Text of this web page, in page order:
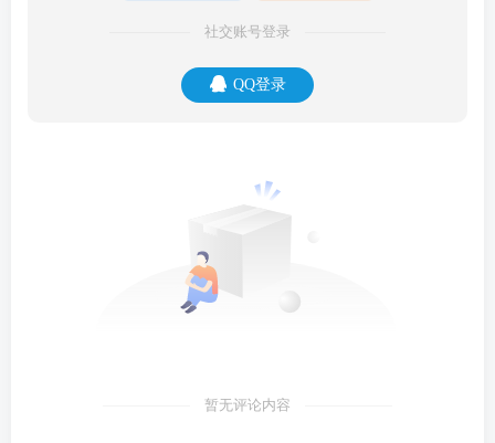
社交账号登录
QQ登录
暂无评论内容